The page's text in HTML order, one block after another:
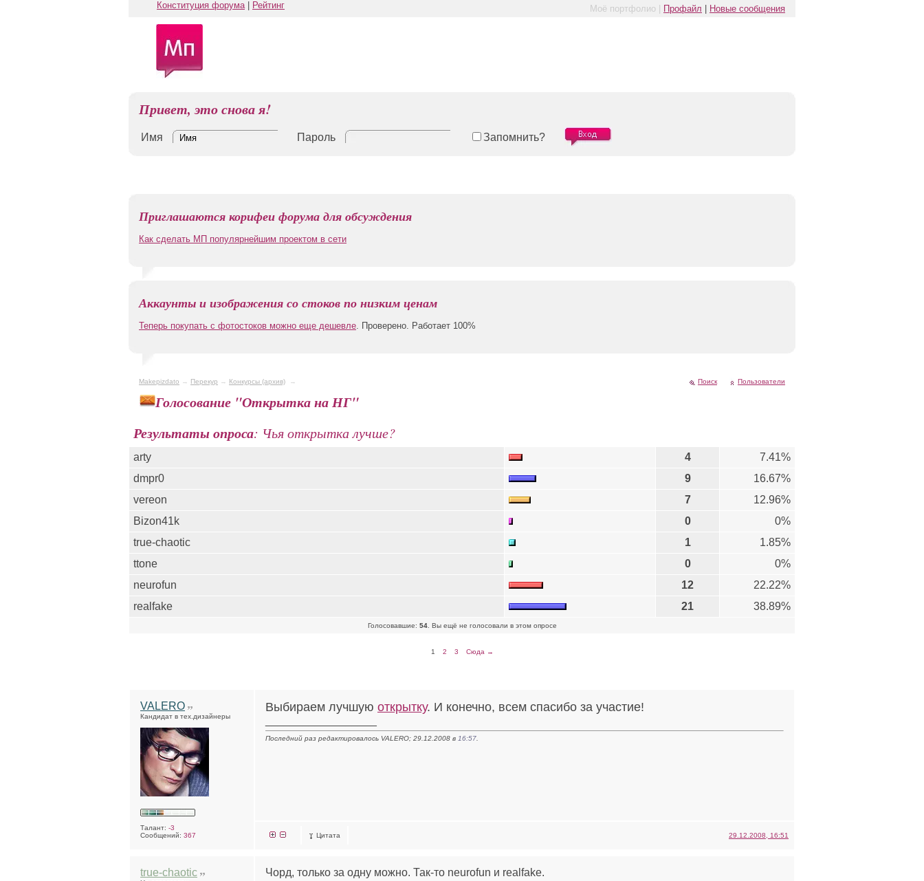
Конституция форума| Рейтинг Моё портфолио | Профайл Новые сообщения
Привет, это снова я!
Имя Пароль Запомнить?
Приглашаются корифеи форума для обсуждения
Как сделать МП популярнейшим проектом в сети
Аккаунты и изображения со стоков по низким ценам
Теперь покупать с фотостоков можно еще дешевле. Проверено. Работает 100%
Makepizdato → Перекур → Конкурсы (архив) →
Голосование "Открытка на НГ"
Поиск Пользователи
Результаты опроса: Чья открытка лучше?
arty 4
7.41%
dmpr0
9
16.67%
vereon
7
12.96%
Bizon41k
0
0%
true-chaotic
1
1.85%
ttone
0
0%
neurofun
12
22.22%
realfake
21 38.89%
Голосовавшие: 54. Вы ещё не голосовали в этом опросе
1 2 3 Сюда →
VALERO
Кандидат в тех.дизайнеры
Талант: -3
Сообщений: 367
Выбираем лучшую открытку. И конечно, всем спасибо за участие!
Последний раз редактировалось VALERO; 29.12.2008 в 16:57
Цитата 29.12.2008, 16:51
true-chaotic
Чорд, только за одну можно. Так-то neurofun и realfake.